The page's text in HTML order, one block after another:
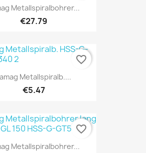
Metallspiralbohrer...
€27.79
Metallspiralb....
€5.47
favorite_border
Metallspiralbohrer...
favorite_border